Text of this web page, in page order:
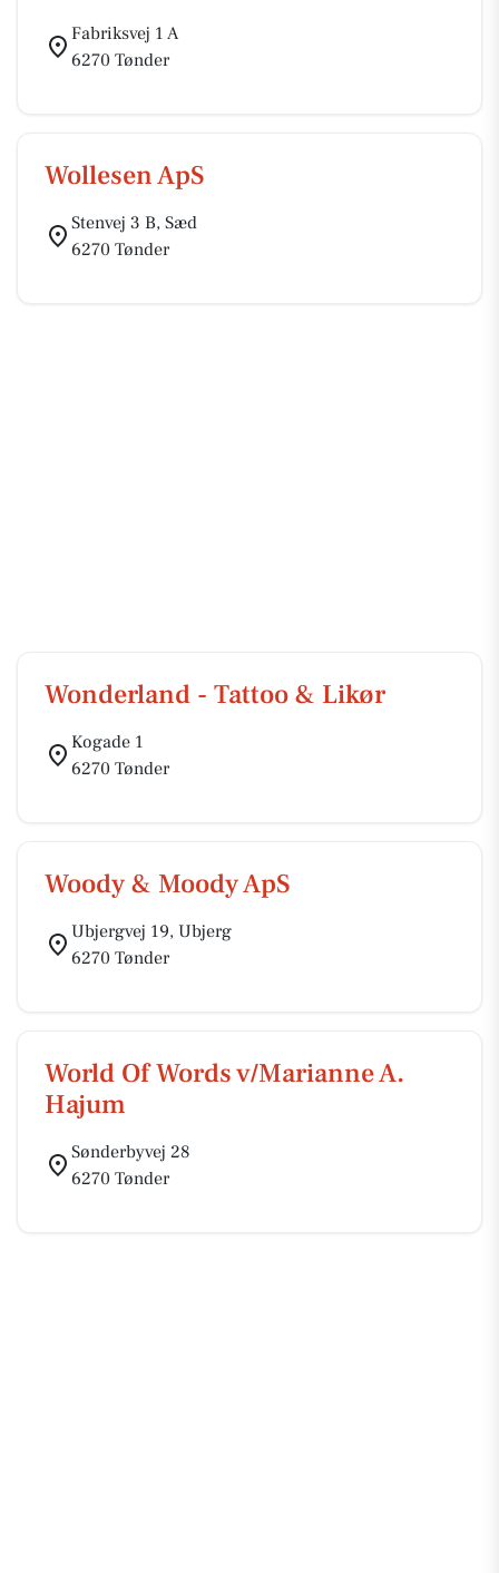
Fabriksvej 1 A
6270 Tønder
Wollesen ApS
Stenvej 3 B, Sæd
6270 Tønder
Wonderland - Tattoo & Likør
Kogade 1
6270 Tønder
Woody & Moody ApS
Ubjergvej 19, Ubjerg
6270 Tønder
World Of Words v/Marianne A.
Hajum
Sønderbyvej 28
6270 Tønder